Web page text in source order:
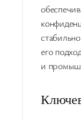
его
и